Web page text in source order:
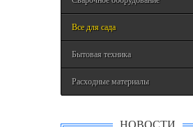
Все для сада
Бытовая техника
Расходные материалы
НОВОСТИ